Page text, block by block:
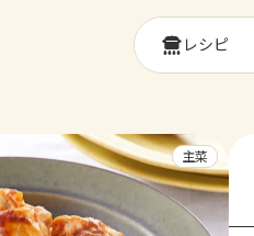
レシピ
主菜